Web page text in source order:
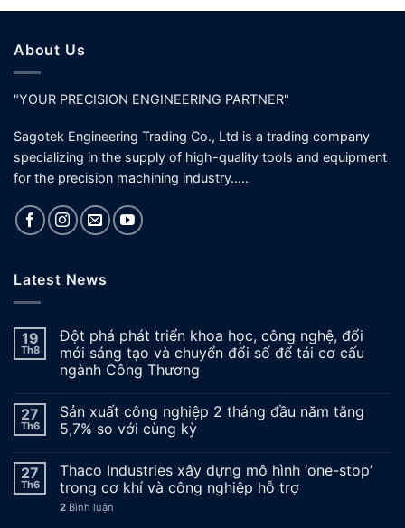
About Us
"YOUR PRECISION ENGINEERING PARTNER"
Sagotek Engineering Trading Co., Ltd is a trading company
specializing in the supply of high-quality tools and equipment
for the precision machining industry…..
Latest News
19
Th8
Đột phá phát triển khoa học, công nghệ, đổi
mới sáng tạo và chuyển đổi số để tái cơ cấu
ngành Công Thương
27
Th6
Sản xuất công nghiệp 2 tháng đầu năm tăng
5,7% so với cùng kỳ
27
Th6
Thaco Industries xây dựng mô hình ‘one-stop’
trong cơ khí và công nghiệp hỗ trợ
2 Bình luận